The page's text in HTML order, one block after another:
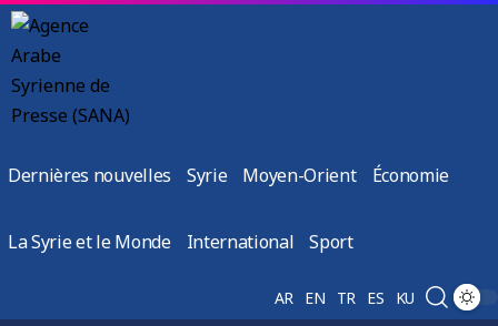
Dernières nouvelles Syrie Moyen-Orient Économie
La Syrie et le Monde International Sport
AR EN TR ES KU